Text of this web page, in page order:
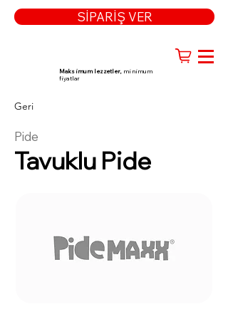
SİPARİŞ VER
Maksimum lezzetler, minimum
fiyatlar
Geri
Pide
Tavuklu Pide